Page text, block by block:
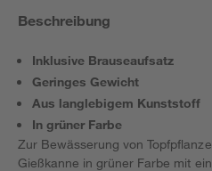
Beschreibung
Inklusive Brauseaufsatz
Geringes Gewicht
Aus langlebigem Kunststoff
In grüner Farbe
Zur Bewässerung von
Gießkanne in grüner Farbe mit